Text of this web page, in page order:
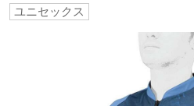
サッカー／フットサル
ユニセックス